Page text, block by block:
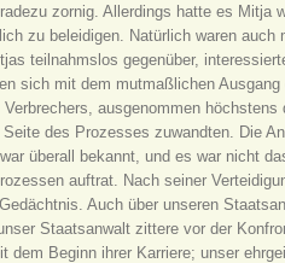
zornig. Allerdings hatte es Mitja
zu beleidigen. Natürlich waren
teilnahmslos gegenüber,
sich mit dem mutmaßlichen
ausgenommen
des Prozesses zuwandten. Die
überall bekannt, und es war nicht
auftrat. Nach seiner
Auch über unseren
Staatsanwalt zittere vor der
dem Beginn ihrer Karriere; unser